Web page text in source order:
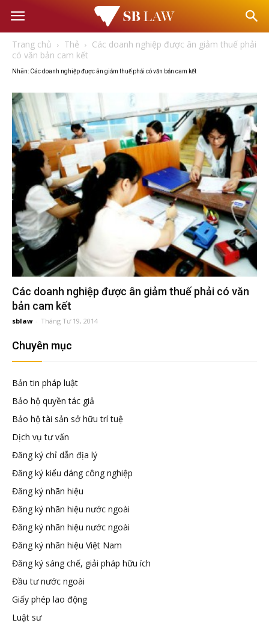
Văn
phòng
vấn
Đại
diện
hữu
tuệ
Trang chủ Thẻ
Các doanh nghiệp được ân giảm thuế phải
có văn bản cam kết
Nhãn: Các doanh nghiệp được ân giảm thuế phải có văn bản cam kết
Các doanh nghiệp được ân giảm thuế phải có văn
bản cam kết
sblaw - Tháng Tư 19, 2014
Chuyên mục
Bản tin pháp luật
Bảo hộ quyền tác giả
Bảo hộ tài sản sở hữu trí tuệ
Dịch vụ tư vấn
Đăng ký chỉ dẫn địa lý
Đăng ký kiểu dáng công nghiệp
Đăng ký nhãn hiệu
Đăng ký nhãn hiệu nước ngoài
Đăng ký nhãn hiệu nước ngoài
Đăng ký nhãn hiệu Việt Nam
Đăng ký sáng chế, giải pháp hữu ích
Đầu tư nước ngoài
Giấy phép lao động
Luật sư